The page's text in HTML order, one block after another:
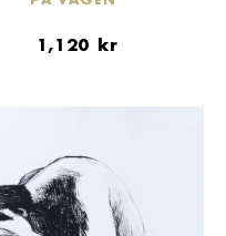
1,120 kr